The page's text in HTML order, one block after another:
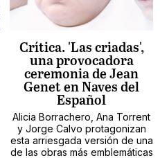
Crítica. 'Las criadas',
una provocadora
ceremonia de Jean
Genet en Naves del
Español
Alicia Borrachero, Ana Torrent
y Jorge Calvo protagonizan
esta arriesgada versión de una
de las obras más emblemáticas